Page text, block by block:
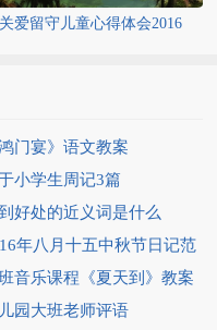
关爱留守儿童心得体会2016
鸿门宴》语文教案
小学生周记3篇
好处的近义词是什么
年八月十五中秋节日记范
字
音乐课程《夏天到》教案
园大班老师评语